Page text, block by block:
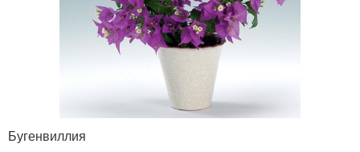
Бугенвиллия